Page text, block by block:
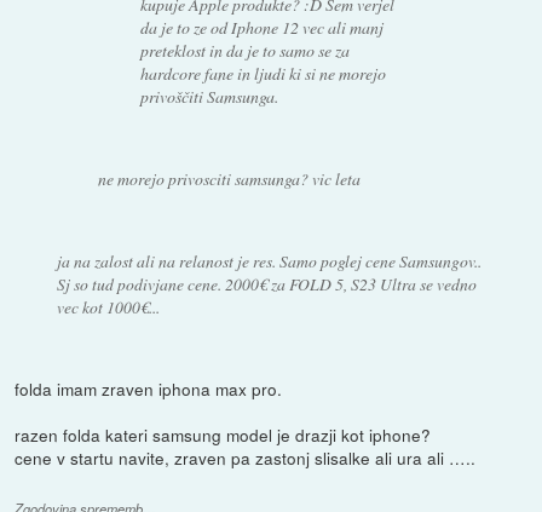
da je to ze od Iphone 12 vec ali manj
preteklost in da je to samo se za
hardcore fane in ljudi ki si ne morejo
privoščiti Samsunga.
ne morejo privosciti samsunga? vic leta
ja na zalost ali na relanost je res. Samo poglej cene Samsungov..
Sj so tud podivjane cene. 2000€ za FOLD 5, S23 Ultra se vedno
vec kot 1000€...
folda imam zraven iphona max pro.
razen folda kateri samsung model je drazji kot iphone?
cene v startu navite, zraven pa zastonj slisalke ali ura ali …..